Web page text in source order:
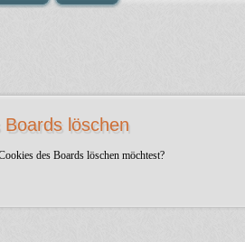
löschen
des Boards löschen möchtest?